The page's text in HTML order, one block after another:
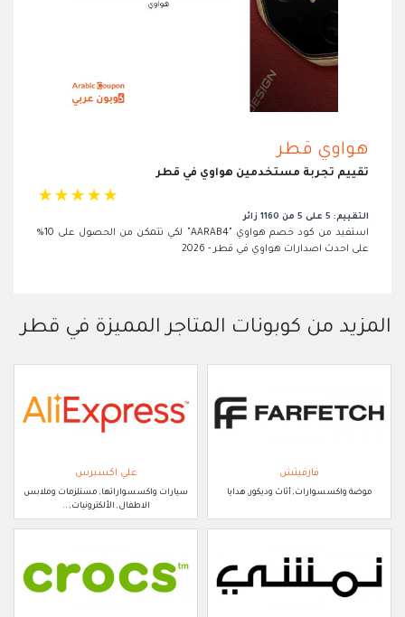
هواوي قطر
تقييم تجربة مستخدمين هواوي في قطر
☆ ☆ ☆ ☆ ☆
التقييم: 5 على 5 من 1160 زائر
استفيد من كود خصم هواوي "AARAB4" لكي تتمكن من الحصول على 10%
على احدث اصدارات هواوي في قطر - 2026
المزيد من كوبونات المتاجر المميزة في قطر
فارفيتش
موضة واكسسوارات, أثاث وديكور, هدايا
علي اكسبرس
سيارات واكسسواراتها, مستلزمات وملابس
الاطفال, الألكترونيات, ..